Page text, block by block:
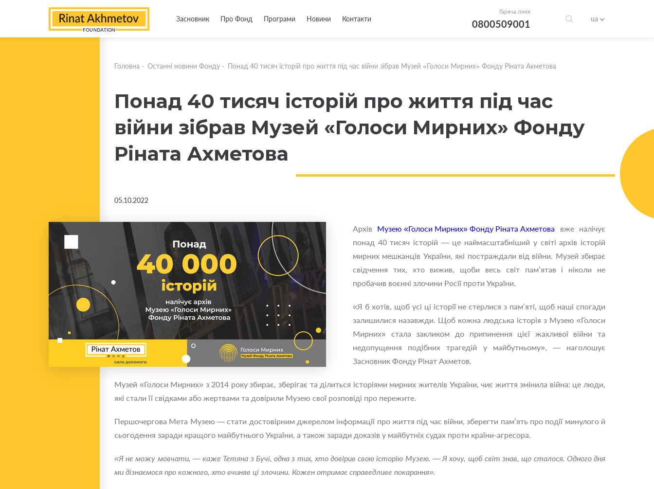
Засновник Про Фонд Програми Новини Контакти
Гаряча лінія
0800509001 ua
Головна - Останні новини Фонду - Понад 40 тисяч історій про життя під час війни зібрав Музей «Голоси Мирних» Фонду Ріната Ахметова
Понад 40 тисяч історій про життя під час
війни зібрав Музей «Голоси Мирних» Фонду
Ріната Ахметова
05.10.2022
Архів Музею «Голоси Мирних» Фонду Ріната Ахметова вже налічує
понад 40 тисяч історій — це наймасштабніший у світі архів історій
мирних мешканців України, які постраждали від війни. Музей збирає
свідчення тих, хто вижив, щоби весь світ пам’ятав і ніколи не
пробачив воєнні злочини Росії проти України.
«Я б хотів, щоб усі ці історії не стерлися з пам’яті, щоб наші спогади
залишилися назавжди. Щоб кожна людська історія з Музею «Голоси
Мирних» стала закликом до припинення цієї жахливої війни та
недопущення подібних трагедій у майбутньому», — наголошує
Засновник Фонду Рінат Ахметов.
Музей «Голоси Мирних» з 2014 року збирає, зберігає та ділиться історіями мирних жителів України, чиє життя змінила війна: це люди,
які стали її свідками або жертвами та довірили Музею свої розповіді про пережите.
Першочергова Мета Музею — стати достовірним джерелом інформації про життя під час війни, зберегти пам’ять про події минулого й
сьогодення заради кращого майбутнього України, а також заради доказів у майбутніх судах проти країни-агресора.
«Я не можу мовчати, — каже Тетяна з Бучі, одна з тих, хто довірив свою історію Музею. — Я хочу, щоб світ знав, що сталося. Одного дня
ми дізнаємося про кожного, хто вчиняв ці злочини. Кожен отримає справедливе покарання».